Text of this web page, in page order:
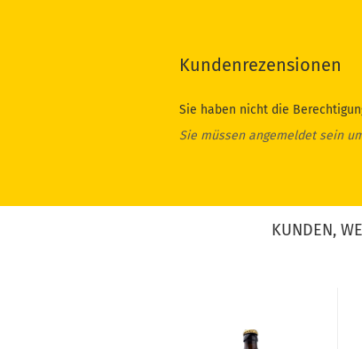
Kundenrezensionen
Sie haben nicht die
Sie müssen angemeldet sein
KUNDEN,